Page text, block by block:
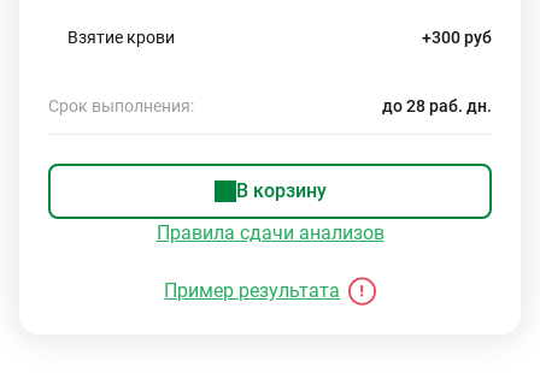
Взятие крови +300 руб
Срок выполнения: до 28 раб. дн.
В корзину
Правила сдачи анализов
Пример результата